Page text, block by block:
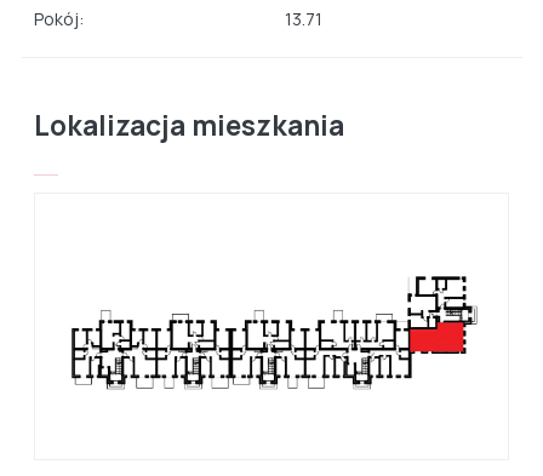
Pokój: 13.71
Lokalizacja mieszkania